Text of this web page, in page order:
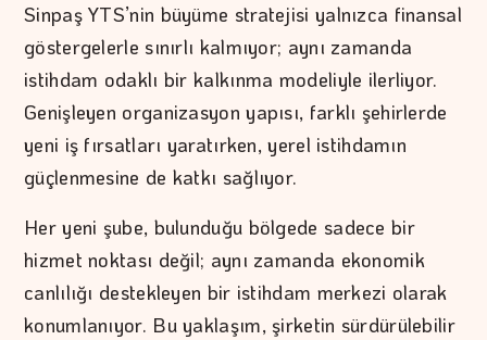
Sinpaş YTS’nin büyüme stratejisi yalnızca finansal
göstergelerle sınırlı kalmıyor; aynı zamanda
istihdam odaklı bir kalkınma modeliyle ilerliyor.
Genişleyen organizasyon yapısı, farklı şehirlerde
yeni iş fırsatları yaratırken, yerel istihdamın
güçlenmesine de katkı sağlıyor.
Her yeni şube, bulunduğu bölgede sadece bir
hizmet noktası değil; aynı zamanda ekonomik
canlılığı destekleyen bir istihdam merkezi olarak
konumlanıyor. Bu yaklaşım, şirketin sürdürülebilir